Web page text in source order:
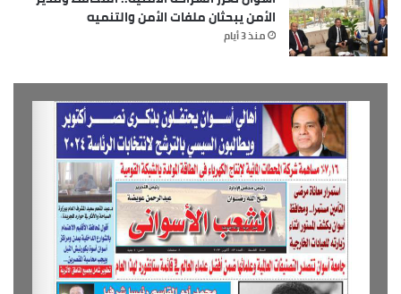
الأمن يبحثان ملفات الأمن والتنميه
منذ 3 أيام